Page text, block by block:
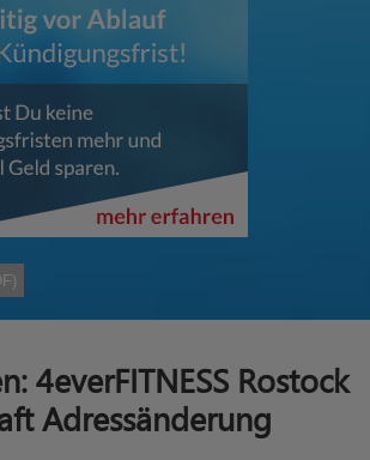
4everFITNESS Rostock
Adressänderung